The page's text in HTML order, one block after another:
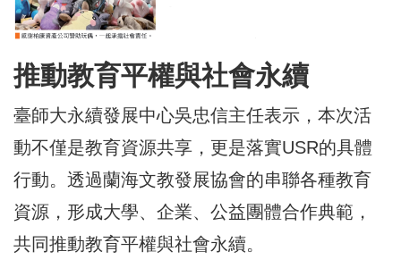
推動教育平權與社會永續
臺師大永續發展中心吳忠信主任表示，本次活
動不僅是教育資源共享，更是落實USR的具體
行動。透過蘭海文教發展協會的串聯各種教育
資源，形成大學、企業、公益團體合作典範，
共同推動教育平權與社會永續。